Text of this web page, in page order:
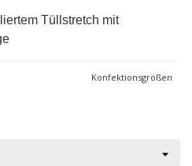
Tüllstretch mit
Konfektionsgrößen